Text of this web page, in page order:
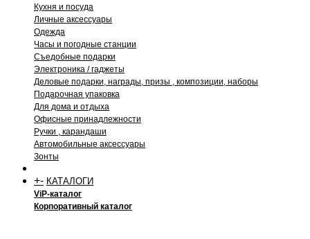
Кухня и посуда
Личные аксессуары
Одежда
Часы и погодные станции
Съедобные подарки
Электроника / гаджеты
Деловые подарки, награды, призы , композиции, наборы
Подарочная упаковка
Для дома и отдыха
Офисные принадлежности
Ручки , карандаши
Автомобильные аксессуары
Зонты
+- КАТАЛОГИ
ViP-каталог
Корпоративный каталог